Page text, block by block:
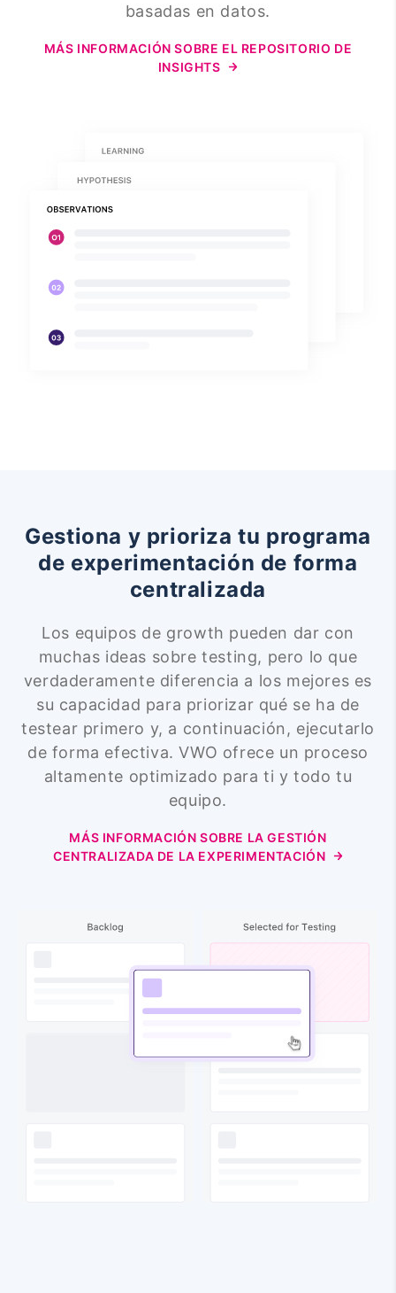
basadas en datos.
MÁS INFORMACIÓN SOBRE EL REPOSITORIO DE
INSIGHTS
Gestiona y prioriza tu programa
de experimentación de forma
centralizada
Los equipos de growth pueden dar con
muchas ideas sobre testing, pero lo que
verdaderamente diferencia a los mejores es
su capacidad para priorizar qué se ha de
testear primero y, a continuación, ejecutarlo
de forma efectiva. VWO ofrece un proceso
altamente optimizado para ti y todo tu
equipo.
MÁS INFORMACIÓN SOBRE LA GESTIÓN
CENTRALIZADA DE LA EXPERIMENTACIÓN